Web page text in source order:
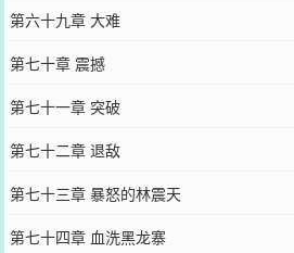
第六十九章 大难
第七十章 震撼
第七十一章 突破
第七十二章 退敌
第七十三章 暴怒的林震天
第七十四章 血洗黑龙寨